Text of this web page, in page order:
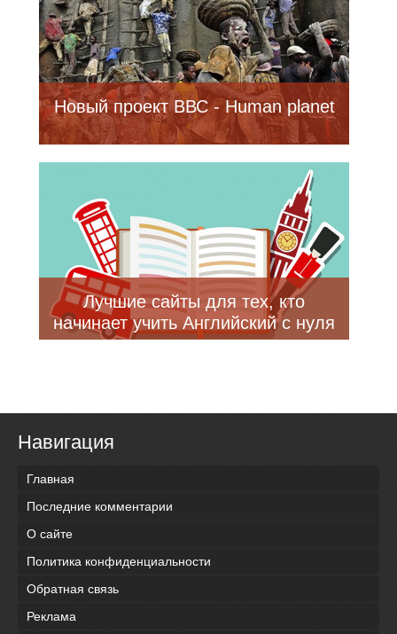
Новый проект ВВС - Human planet
Лучшие сайты для тех, кто
начинает учить Английский с нуля
Навигация
Главная
Последние комментарии
О сайте
Политика конфиденциальности
Обратная связь
Реклама